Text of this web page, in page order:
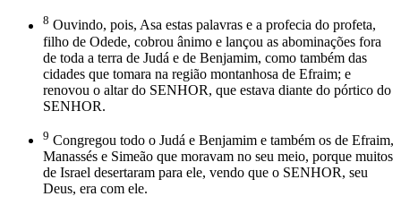
8 Ouvindo, pois, Asa estas palavras e a profecia do profeta,
filho de Odede, cobrou ânimo e lançou as abominações fora
de toda a terra de Judá e de Benjamim, como também das
cidades que tomara na região montanhosa de Efraim; e
renovou o altar do SENHOR, que estava diante do pórtico do
SENHOR.
9 Congregou todo o Judá e Benjamim e também os de Efraim,
Manassés e Simeão que moravam no seu meio, porque muitos
de Israel desertaram para ele, vendo que o SENHOR, seu
Deus, era com ele.